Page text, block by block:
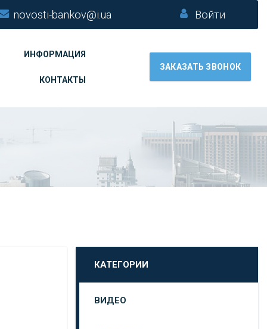
novosti-bankov@i.ua Войти
ИНФОРМАЦИЯ
КОНТАКТЫ
ЗАКАЗАТЬ ЗВОНОК
КАТЕГОРИИ
ВИДЕО